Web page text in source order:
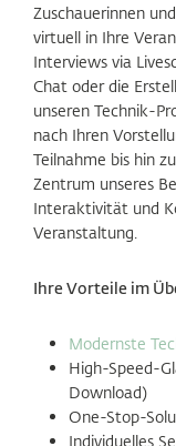
Zuschauerinnen
virtuell in Ihre
Interviews via
Chat oder die
unseren Technik-
nach Ihren
Teilnahme bis hin
Zentrum unseres
Interaktivität und
Veranstaltung.
Ihre Vorteile im
Modernste
High-Speed-
Download)
One-Stop-
Individuelles